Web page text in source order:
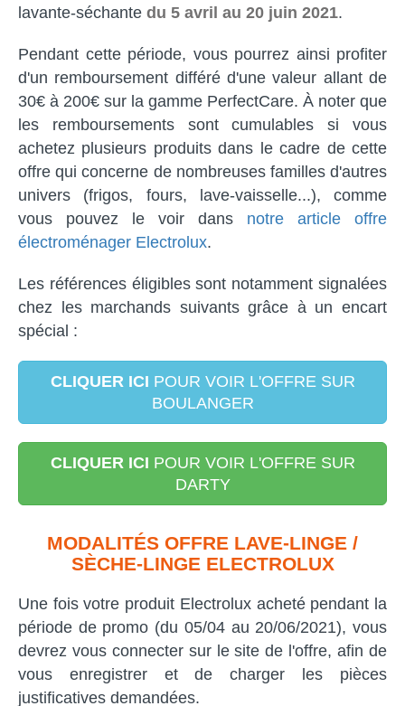
lavante-séchante du 5 avril au 20 juin 2021.
Pendant cette période, vous pourrez ainsi profiter
d'un remboursement différé d'une valeur allant de
30€ à 200€ sur la gamme PerfectCare. À noter que
les remboursements sont cumulables si vous
achetez plusieurs produits dans le cadre de cette
offre qui concerne de nombreuses familles d'autres
univers (frigos, fours, lave-vaisselle...), comme
vous pouvez le voir dans notre article offre
électroménager Electrolux.
Les références éligibles sont notamment signalées
chez les marchands suivants grâce à un encart
spécial :
CLIQUER ICI POUR VOIR L'OFFRE SUR
BOULANGER
CLIQUER ICI POUR VOIR L'OFFRE SUR
DARTY
MODALITÉS OFFRE LAVE-LINGE /
SÈCHE-LINGE ELECTROLUX
Une fois votre produit Electrolux acheté pendant la
période de promo (du 05/04 au 20/06/2021), vous
devrez vous connecter sur le site de l'offre, afin de
vous enregistrer et de charger les pièces
justificatives demandées.